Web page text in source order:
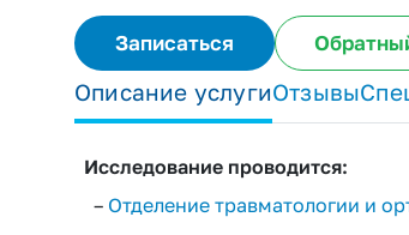
Записаться
Описание услугиОтзывы
Исследование проводится:
– Отделение травматологии и